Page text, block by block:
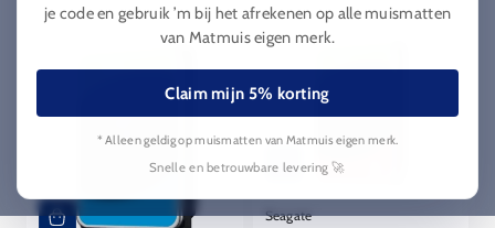
je code en gebruik ’m bij het afrekenen op alle muismatten
van Matmuis eigen merk.
Claim mijn 5% korting
* Alleen geldig op muismatten van Matmuis eigen merk.
Snelle en betrouwbare levering 🚀
t
i
Seagate